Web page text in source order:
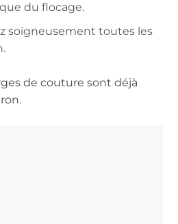
du flocage.
soigneusement toutes les
de couture sont déjà